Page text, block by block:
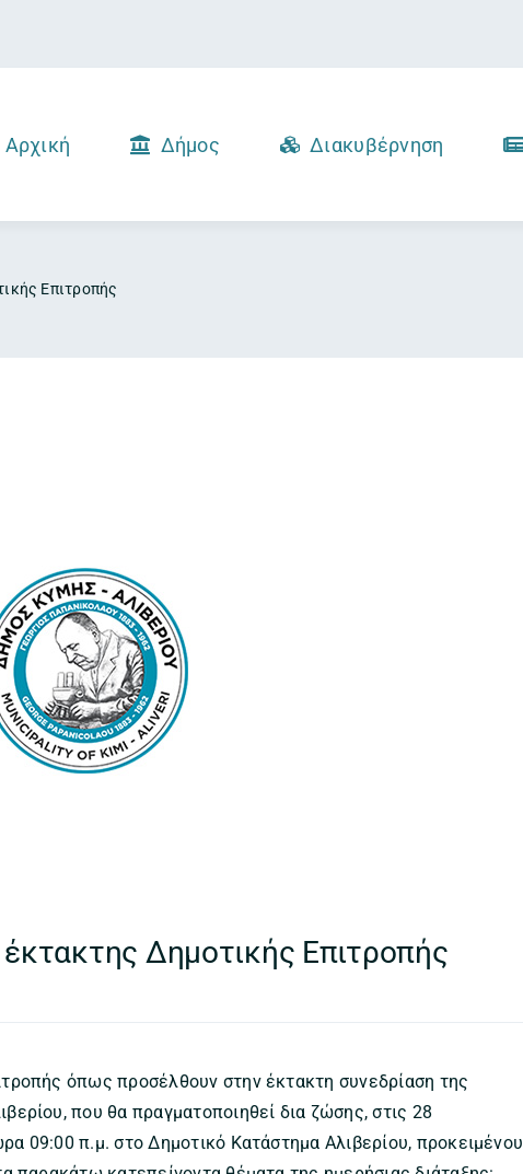
Αρχική Δήμος Διακυβέρνηση
Επιτροπής
Δημοτικής Επιτροπής
όπως προσέλθουν στην έκτακτη συνεδρίαση της
που θα πραγματοποιηθεί δια ζώσης, στις 28
09:00 π.μ. στο Δημοτικό Κατάστημα Αλιβερίου, προκειμένου